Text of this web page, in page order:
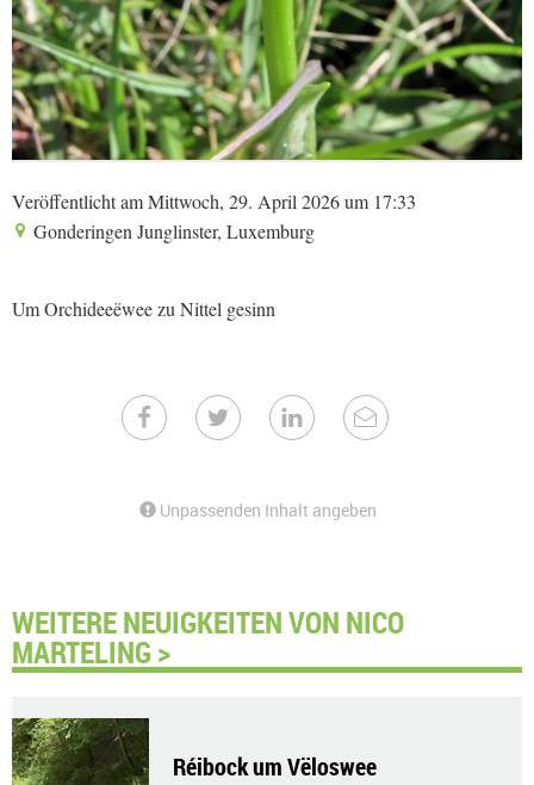
Veröffentlicht am Mittwoch, 29. April 2026 um 17:33
Gonderingen Junglinster, Luxemburg
Um Orchideeëwee zu Nittel gesinn
Unpassenden Inhalt angeben
WEITERE NEUIGKEITEN VON NICO
MARTELING >
Réibock um Vëloswee